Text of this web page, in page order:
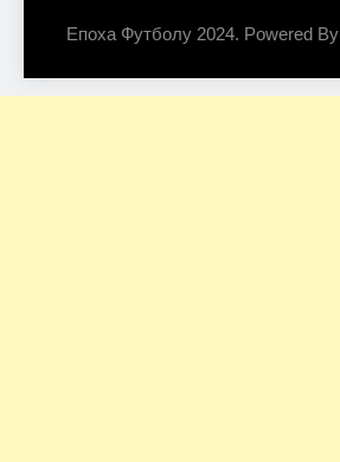
Епоха Футболу 2024. Powered By